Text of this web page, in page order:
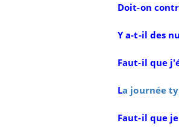
Doit-on
Y a-t-il des
Faut-il que
La journée
Faut-il que